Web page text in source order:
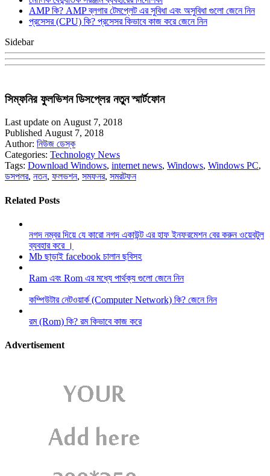
AMP কি? AMP ব্লগার টেমপ্লেট এর সুবিধা এবং অসুবিধা গুলো জেনে নিন
প্রসেসর (CPU) কি? প্রসেসর কিভাবে কাজ করে জেনে নিন
Sidebar
সিম্ফনির ফুলভিশন ডিসপ্লের নতুন স্মার্টফোন
Last update on August 7, 2018
Published August 7, 2018
Author: নিউজ ডেস্ক
Categories: Technology News
Tags: Download Windows, internet news, Windows, Windows PC,
ডসপলর, নতন, ফলভশন, সমফনর, সমরটফন
Related Posts
নগদ নম্বর দিয়ে যে কারো নগদ একাউন্ট এর হাফ ইনফরমেশন বের করুন ওয়েবটুল
ব্যবহার করে ।
Mb ছাড়াই facebook চালান ছবিসহ
Ram এবং Rom এর মধ্যে পার্থক্য গুলো জেনে নিন
কম্পিউটার নেটওয়ার্ক (Computer Network) কি? জেনে নিন
রম (Rom) কি? রম কিভাবে কাজ করে
Advertisement